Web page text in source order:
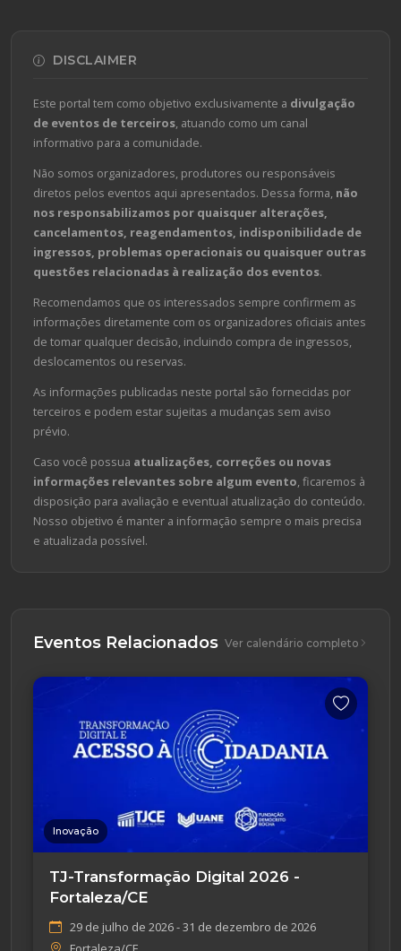
DISCLAIMER
Este portal tem como objetivo exclusivamente a divulgação
de eventos de terceiros, atuando como um canal
informativo para a comunidade.
Não somos organizadores, produtores ou responsáveis
diretos pelos eventos aqui apresentados. Dessa forma, não
nos responsabilizamos por quaisquer alterações,
cancelamentos, reagendamentos, indisponibilidade de
ingressos, problemas operacionais ou quaisquer outras
questões relacionadas à realização dos eventos.
Recomendamos que os interessados sempre confirmem as
informações diretamente com os organizadores oficiais antes
de tomar qualquer decisão, incluindo compra de ingressos,
deslocamentos ou reservas.
As informações publicadas neste portal são fornecidas por
terceiros e podem estar sujeitas a mudanças sem aviso
prévio.
Caso você possua atualizações, correções ou novas
informações relevantes sobre algum evento, ficaremos à
disposição para avaliação e eventual atualização do conteúdo.
Nosso objetivo é manter a informação sempre o mais precisa
e atualizada possível.
Eventos Relacionados Ver calendário completo
Inovação
TJ-Transformação Digital 2026 -
Fortaleza/CE
29 de julho de 2026 - 31 de dezembro de 2026